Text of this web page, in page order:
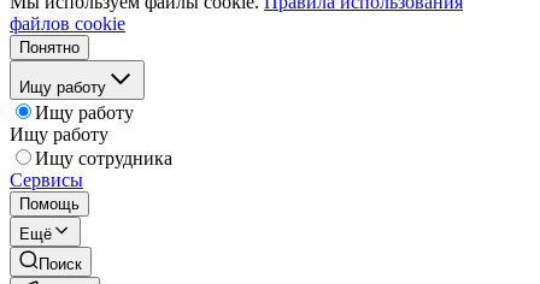
файлов cookie
Понятно
Ищу работу
Ищу работу
Ищу работу
Ищу сотрудника
Сервисы
Помощь
Ещё
Поиск